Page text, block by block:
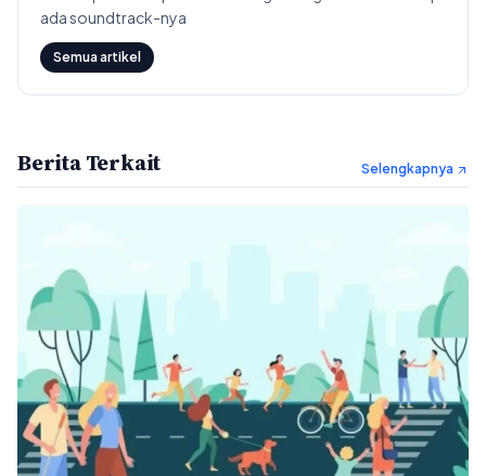
ada soundtrack-nya
Semua artikel
Berita Terkait Selengkapnya